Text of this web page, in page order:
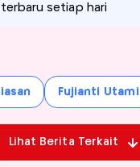
setiap hari
Fujianti Utami
Lihat Berita Terkait